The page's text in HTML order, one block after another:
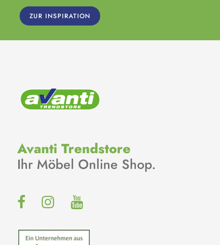
ZUR INSPIRATION
Avanti Trendstore
Ihr Möbel Online Shop.